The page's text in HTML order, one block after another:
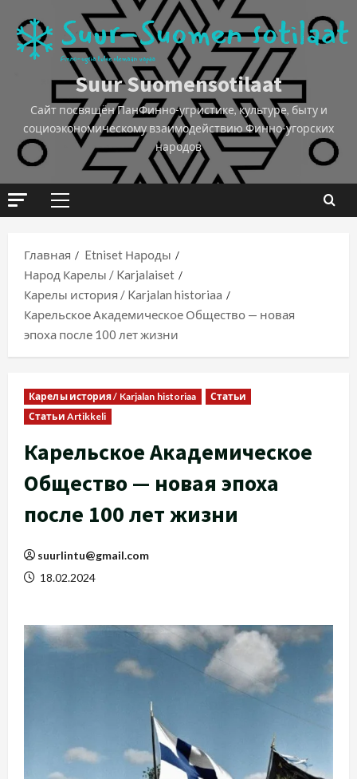
Suur Suomensotilaat
Сайт посвящён ПанФинно-угристике, культуре, быту и
социоэкономическому взаимодействию Финно-угорских
народов
Главная
Etniset Народы
Народ Карелы / Karjalaiset
Карелы история / Karjalan historiaa
Карельское Академическое Общество — новая
эпоха после 100 лет жизни
Карелы история / Karjalan historiaa
Статьи
Статьи Artikkeli
Карельское Академическое
Общество — новая эпоха
после 100 лет жизни
suurlintu@gmail.com
18.02.2024